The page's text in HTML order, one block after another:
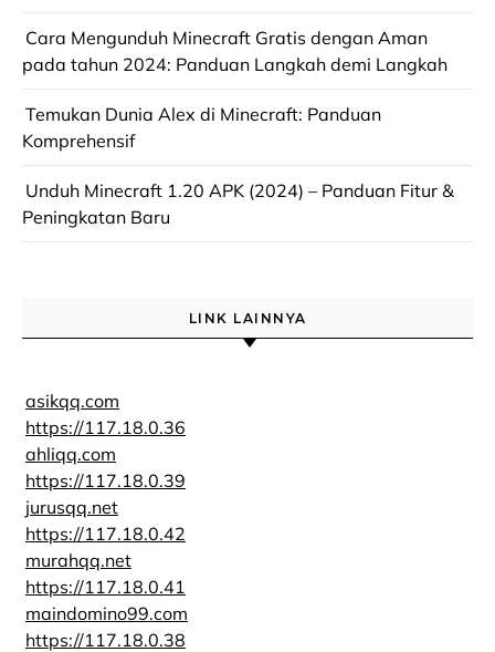
Cara Mengunduh Minecraft Gratis dengan Aman
pada tahun 2024: Panduan Langkah demi Langkah
Temukan Dunia Alex di Minecraft: Panduan
Komprehensif
Unduh Minecraft 1.20 APK (2024) – Panduan Fitur &
Peningkatan Baru
LINK LAINNYA
asikqq.com
https://117.18.0.36
ahliqq.com
https://117.18.0.39
jurusqq.net
https://117.18.0.42
murahqq.net
https://117.18.0.41
maindomino99.com
https://117.18.0.38